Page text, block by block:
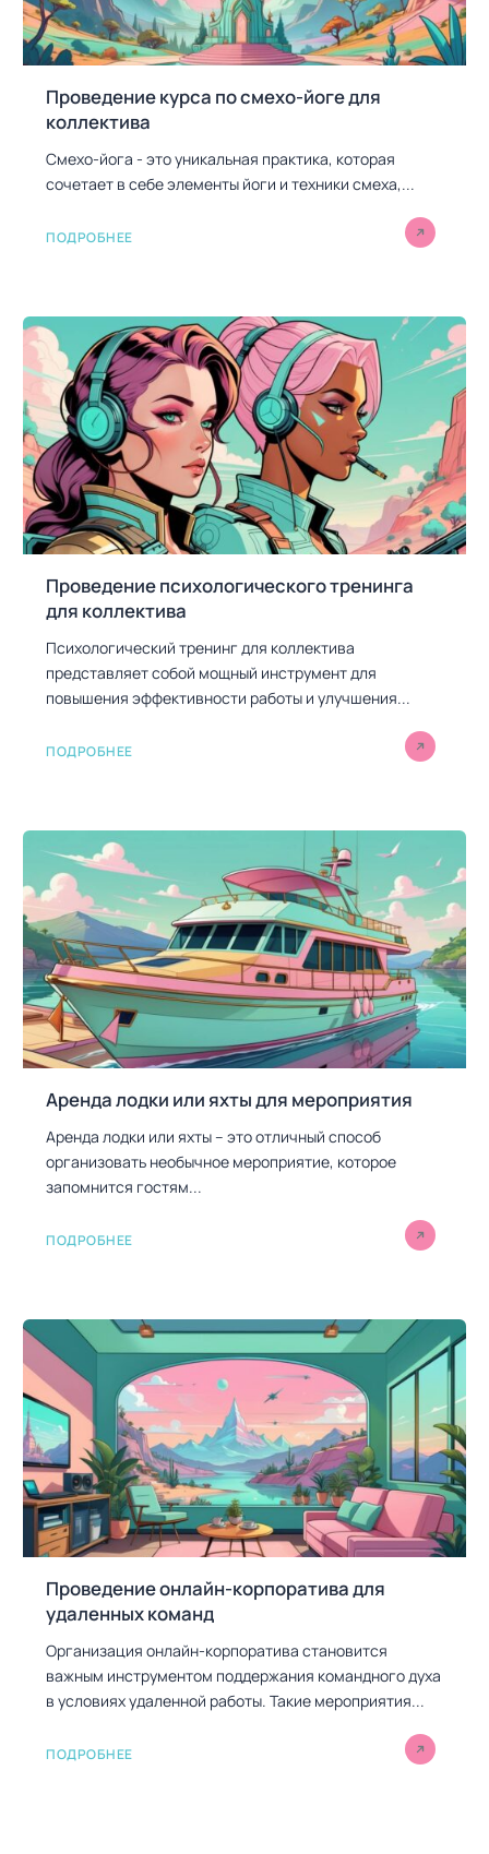
я
м
Проведение курса по смехо-йоге для
коллектива
Смехо-йога - это уникальная практика, которая
сочетает в себе элементы йоги и техники смеха,...
ПОДРОБНЕЕ
Проведение психологического тренинга
для коллектива
Психологический тренинг для коллектива
представляет собой мощный инструмент для
повышения эффективности работы и улучшения...
ПОДРОБНЕЕ
Аренда лодки или яхты для мероприятия
Аренда лодки или яхты – это отличный способ
организовать необычное мероприятие, которое
запомнится гостям...
ПОДРОБНЕЕ
Проведение онлайн-корпоратива для
удаленных команд
Организация онлайн-корпоратива становится
важным инструментом поддержания командного духа
в условиях удаленной работы. Такие мероприятия...
ПОДРОБНЕЕ